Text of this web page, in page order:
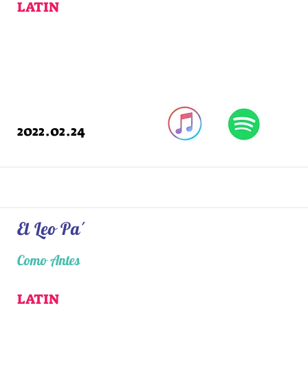
LATIN
2022.02.24
El Leo Pa´
Como Antes
LATIN